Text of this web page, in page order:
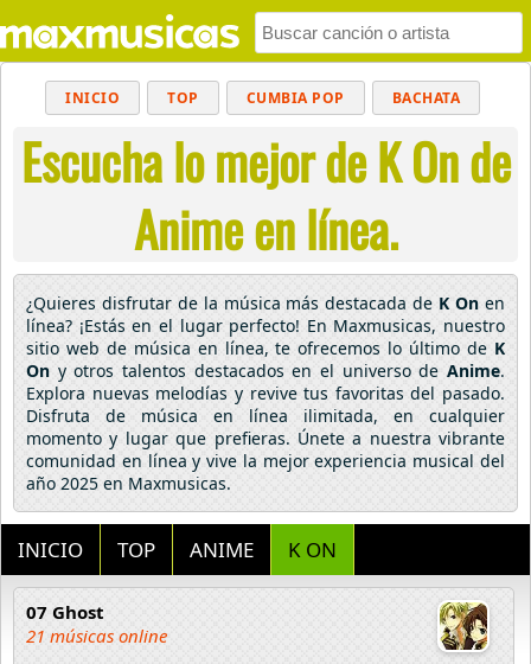
INICIO TOP CUMBIA POP BACHATA
MUSICA CRISTIANA REGGAETON
BALADAS ALTERNATIVO ELECTRÓNICA
CUMBIAS
Escucha lo mejor de K On de
Anime en línea.
¿Quieres disfrutar de la música más destacada de K On en
línea? ¡Estás en el lugar perfecto! En Maxmusicas, nuestro
sitio web de música en línea, te ofrecemos lo último de K
On y otros talentos destacados en el universo de Anime.
Explora nuevas melodías y revive tus favoritas del pasado.
Disfruta de música en línea ilimitada, en cualquier
momento y lugar que prefieras. Únete a nuestra vibrante
comunidad en línea y vive la mejor experiencia musical del
año 2025 en Maxmusicas.
INICIO TOP ANIME K ON
07 Ghost
21 músicas online